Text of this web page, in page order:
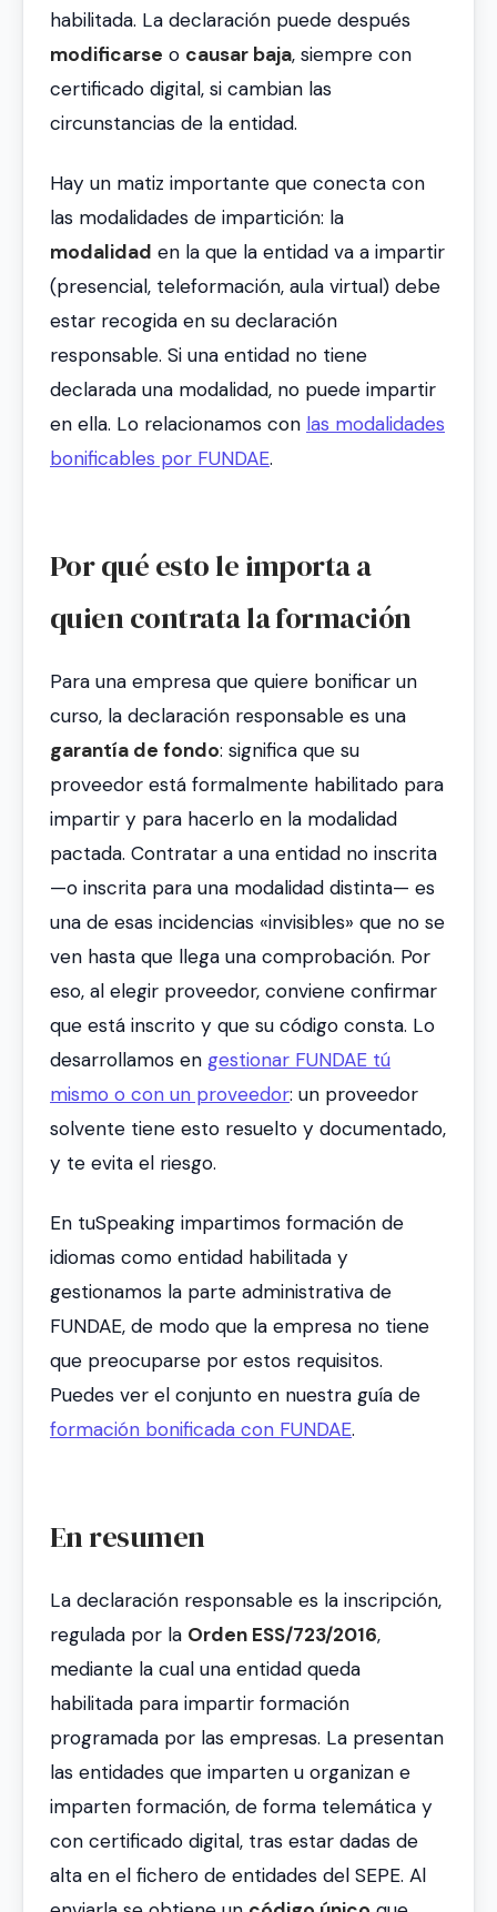
habilitada. La declaración puede después
modificarse o causar baja, siempre con
certificado digital, si cambian las
circunstancias de la entidad.
Hay un matiz importante que conecta con
las modalidades de impartición: la
modalidad en la que la entidad va a impartir
(presencial, teleformación, aula virtual) debe
estar recogida en su declaración
responsable. Si una entidad no tiene
declarada una modalidad, no puede impartir
en ella. Lo relacionamos con las modalidades
bonificables por FUNDAE.
Por qué esto le importa a
quien contrata la formación
Para una empresa que quiere bonificar un
curso, la declaración responsable es una
garantía de fondo: significa que su
proveedor está formalmente habilitado para
impartir y para hacerlo en la modalidad
pactada. Contratar a una entidad no inscrita
—o inscrita para una modalidad distinta— es
una de esas incidencias «invisibles» que no se
ven hasta que llega una comprobación. Por
eso, al elegir proveedor, conviene confirmar
que está inscrito y que su código consta. Lo
desarrollamos en gestionar FUNDAE tú
mismo o con un proveedor: un proveedor
solvente tiene esto resuelto y documentado,
y te evita el riesgo.
En tuSpeaking impartimos formación de
idiomas como entidad habilitada y
gestionamos la parte administrativa de
FUNDAE, de modo que la empresa no tiene
que preocuparse por estos requisitos.
Puedes ver el conjunto en nuestra guía de
formación bonificada con FUNDAE.
En resumen
La declaración responsable es la inscripción,
regulada por la Orden ESS/723/2016,
mediante la cual una entidad queda
habilitada para impartir formación
programada por las empresas. La presentan
las entidades que imparten u organizan e
imparten formación, de forma telemática y
con certificado digital, tras estar dadas de
alta en el fichero de entidades del SEPE. Al